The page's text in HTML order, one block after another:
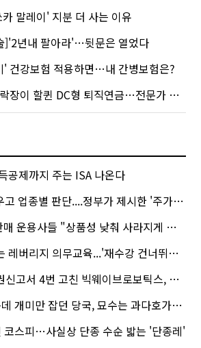
말레이' 지분 더 사는 이유
]'2년내 팔아라'…뒷문은 열었다
' 건강보험 적용하면…내 간병보험은?
이 할퀸 DC형 퇴직연금…전문가 조언은
공제까지 주는 ISA 나온다
종별 판단....정부가 제시한 '주가 누르기' 방지법
사들 "상품성 낮춰 사라지게 해야"…일부 신중론도
버리지 의무교육...'재수강 건너뛰기' 허점
서 4번 고친 빅웨이브로보틱스, 수요예측
미만 잡던 당국, 묘수는 과다호가부담금?
코스피…사실상 단종 수순 밟는 '단종레'